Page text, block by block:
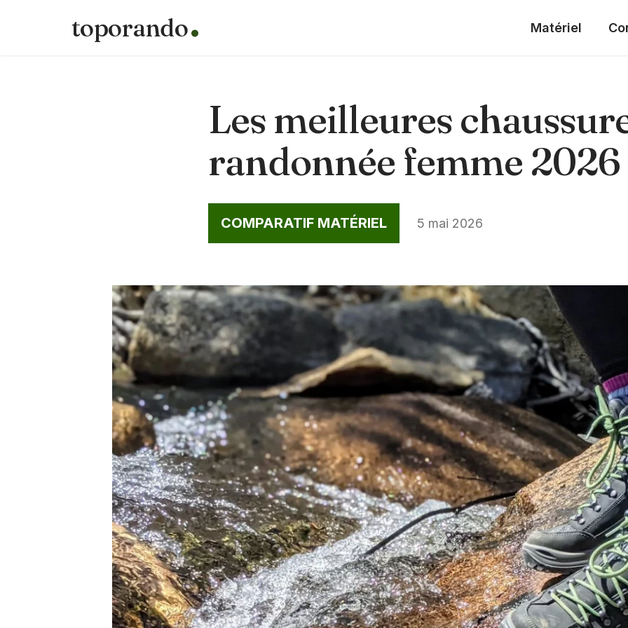
toporando Matériel
Les meilleures
randonnée femme 2026
COMPARATIF MATÉRIEL 5 mai 2026